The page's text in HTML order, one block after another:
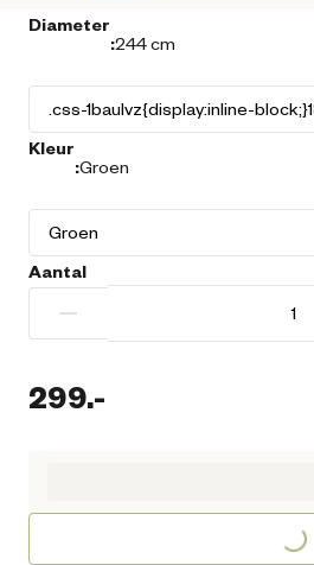
Diameter
:244 cm
Kleur
:Groen
Aantal
−
299.-